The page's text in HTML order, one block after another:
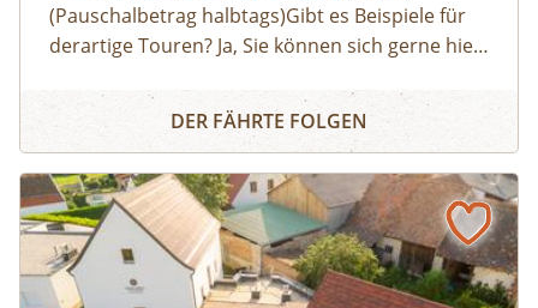
(Pauschalbetrag halbtags)Gibt es Beispiele für
derartige Touren? Ja, Sie können sich gerne hier
einen Überblick über unsere Standard-Touren
verschaffen. Sie können sich aber auch gerne
oder Aktivitäten wünschen und wir organisieren
eine:n genau für Ihre Bedürfnisse passende:n
Ranger:in. Ich möchte auch gerne eine:n
Bergwanderführer:in oder eine:n Bergführer:in
Buch dir deinen Guide – Privat-Tour mit einem/r
DER FÄHRTE FOLGEN